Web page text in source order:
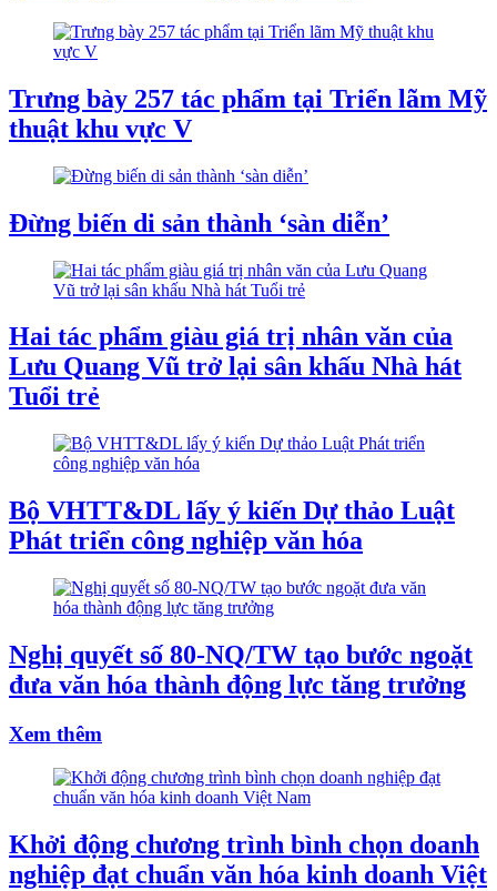
Trưng bày 257 tác phẩm tại Triển lãm Mỹ
thuật khu vực V
Đừng biến di sản thành ‘sàn diễn’
Hai tác phẩm giàu giá trị nhân văn của
Lưu Quang Vũ trở lại sân khấu Nhà hát
Tuổi trẻ
Bộ VHTT&DL lấy ý kiến Dự thảo Luật
Phát triển công nghiệp văn hóa
Nghị quyết số 80-NQ/TW tạo bước ngoặt
đưa văn hóa thành động lực tăng trưởng
Xem thêm
Khởi động chương trình bình chọn doanh
nghiệp đạt chuẩn văn hóa kinh doanh Việt